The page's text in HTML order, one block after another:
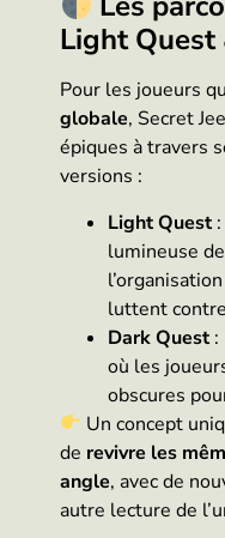
Light Quest
Pour les joueurs
globale, Secret
épiques à travers
versions :
Light Quest:
lumineuse
luttent
Dark Quest:
où les
obscures
Un concept
de revivre les
angle, avec de
autre lecture de